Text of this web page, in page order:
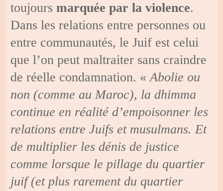
toujoursmarquée par la violence.
Dans les relations entre personnes ou
entre communautés, le Juif est celui
que l’on peut maltraiter sans craindre
de réelle condamnation. «Abolie ou
non (comme au Maroc), la dhimma
continue en réalité d’empoisonner les
relations entre Juifs et musulmans. Et
de multiplier les dénis de justice
comme lorsque le pillage du quartier
juif (et plus rarement du quartier